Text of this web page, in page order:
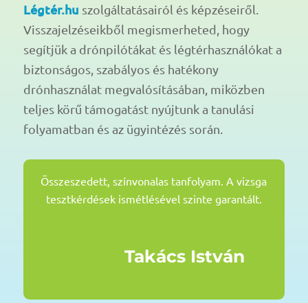
Légtér.hu szolgáltatásairól és képzéseiről.
Visszajelzéseikből megismerheted, hogy
segítjük a drónpilótákat és légtérhasználókat a
biztonságos, szabályos és hatékony
drónhasználat megvalósításában, miközben
teljes körű támogatást nyújtunk a tanulási
folyamatban és az ügyintézés során.
Összeszedett, színvonalas tanfolyam. A vizsga
tesztkérdések ismétlésével szinte garantált.
Takács István